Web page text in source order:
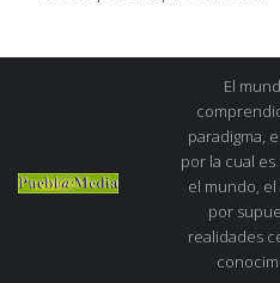
El
paradigma,
por la cual
el mundo,
por
realidades